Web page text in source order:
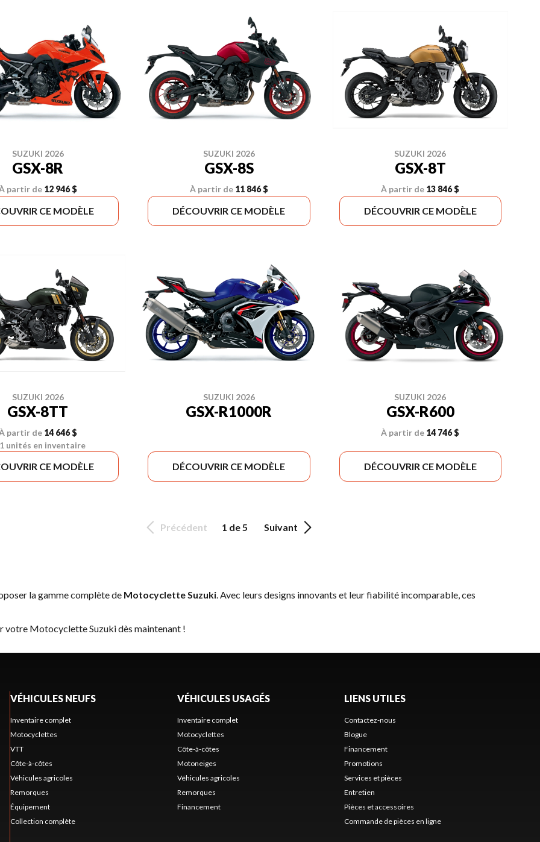
SUZUKI 2026
GSX-8R
partir de 12 946 $
CE MODÈLE
SUZUKI 2026
GSX-8S
À partir de 11 846 $
DÉCOUVRIR CE MODÈLE
SUZUKI 2026
GSX-8T
À partir de 13 846 $
DÉCOUVRIR CE MODÈLE
SUZUKI 2026
GSX-8TT
partir de 14 646 $
1 unités en inventaire
CE MODÈLE
SUZUKI 2026
GSX-R1000R
DÉCOUVRIR CE MODÈLE
SUZUKI 2026
GSX-R600
À partir de 14 746 $
DÉCOUVRIR CE MODÈLE
Précédent 1 de 5 Suivant
la gamme complète de Motocyclette Suzuki. Avec leurs designs innovants et leur fiabilité incomparable, ces
votre Motocyclette Suzuki dès maintenant !
VÉHICULES NEUFS
Inventaire complet
Motocyclettes
VTT
Côte-à-côtes
Véhicules agricoles
Remorques
Équipement
Collection complète
VÉHICULES USAGÉS
Inventaire complet
Motocyclettes
Côte-à-côtes
Motoneiges
Véhicules agricoles
Remorques
Financement
LIENS UTILES
Contactez-nous
Blogue
Financement
Promotions
Services et pièces
Entretien
Pièces et accessoires
Commande de pièces en ligne